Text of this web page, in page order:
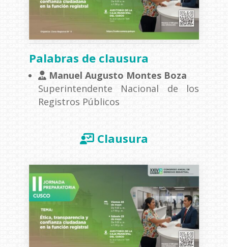
Palabras de clausura
Manuel Augusto Montes Boza
Superintendente Nacional de los
Registros Públicos
Clausura